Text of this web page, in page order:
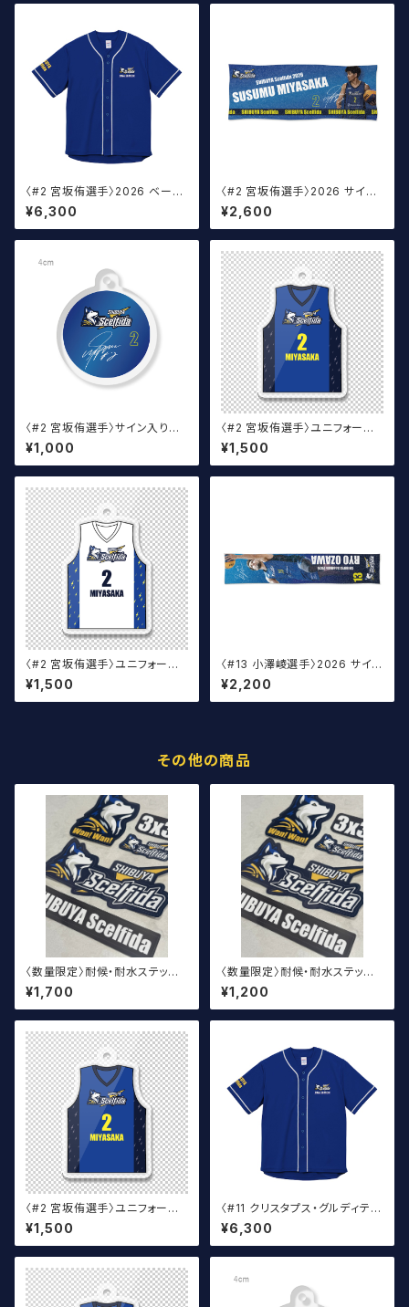
〈#2 宮坂侑選手〉2026 ベース
ボールウェア
¥6,300
〈#2 宮坂侑選手〉2026 サイン
入りスポーツタオル
¥2,600
〈#2 宮坂侑選手〉サイン入り丸
アクキー
¥1,000
〈#2 宮坂侑選手〉ユニフォーム
キーホルダー（青）
¥1,500
〈#2 宮坂侑選手〉ユニフォーム
キーホルダー（白）
¥1,500
〈#13 小澤崚選手〉2026 サイン
入りマフラータオル
¥2,200
その他の商品
〈数量限定〉耐候・耐水ステッカ
ー SHIBUYA Scelfidaロゴ
（大）
¥1,700
〈数量限定〉耐候・耐水ステッカ
ー SHIBUYA Scelfida ボッ
クスロゴ
¥1,200
〈#2 宮坂侑選手〉ユニフォーム
キーホルダー（青）
¥1,500
〈#11 クリスタプス・グルディティ
ス選手〉2026ベースボールウェ
ア
¥6,300